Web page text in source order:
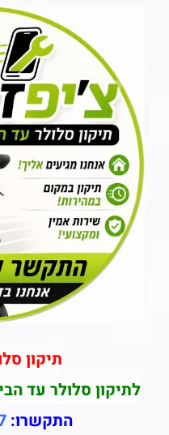
תיקון
לתיקון סלולר עד
התקשרו: